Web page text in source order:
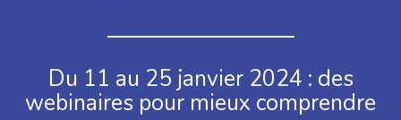
Du 11 au 25 janvier 2024 : des
webinaires pour mieux comprendre